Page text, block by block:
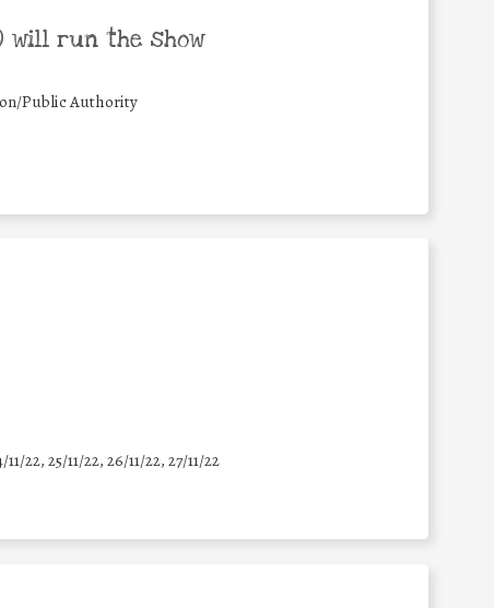
will run the show
Public Authority
22, 25/11/22, 26/11/22, 27/11/22